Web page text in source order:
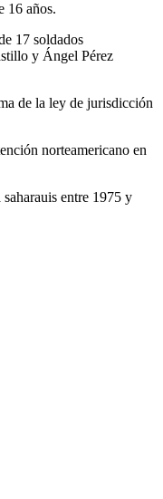
16 años.
17 soldados
y Ángel Pérez
de la ley de jurisdicción
norteamericano en
entre 1975 y